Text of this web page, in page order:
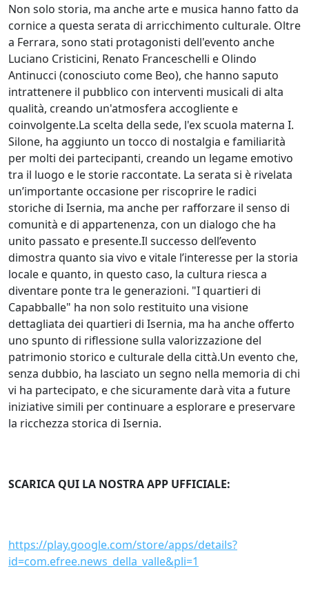
Non solo storia, ma anche arte e musica hanno fatto da
cornice a questa serata di arricchimento culturale. Oltre
a Ferrara, sono stati protagonisti dell'evento anche
Luciano Cristicini, Renato Franceschelli e Olindo
Antinucci (conosciuto come Beo), che hanno saputo
intrattenere il pubblico con interventi musicali di alta
qualità, creando un'atmosfera accogliente e
coinvolgente.La scelta della sede, l'ex scuola materna I.
Silone, ha aggiunto un tocco di nostalgia e familiarità
per molti dei partecipanti, creando un legame emotivo
tra il luogo e le storie raccontate. La serata si è rivelata
un’importante occasione per riscoprire le radici
storiche di Isernia, ma anche per rafforzare il senso di
comunità e di appartenenza, con un dialogo che ha
unito passato e presente.Il successo dell’evento
dimostra quanto sia vivo e vitale l’interesse per la storia
locale e quanto, in questo caso, la cultura riesca a
diventare ponte tra le generazioni. "I quartieri di
Capabballe" ha non solo restituito una visione
dettagliata dei quartieri di Isernia, ma ha anche offerto
uno spunto di riflessione sulla valorizzazione del
patrimonio storico e culturale della città.Un evento che,
senza dubbio, ha lasciato un segno nella memoria di chi
vi ha partecipato, e che sicuramente darà vita a future
iniziative simili per continuare a esplorare e preservare
la ricchezza storica di Isernia.
SCARICA QUI LA NOSTRA APP UFFICIALE:
https://play.google.com/store/apps/details?
id=com.efree.news_della_valle&pli=1